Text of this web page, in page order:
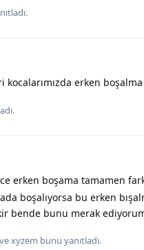
kocalarımızda erken
erken boşama tamamen
boşalıyorsa bu erken
bende bunu merak
vexyzem bunu yanıtladı.